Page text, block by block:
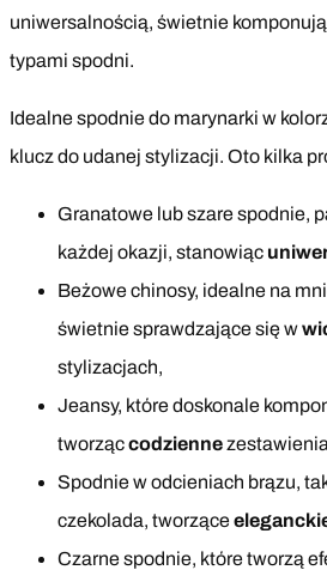
uniwersalnością, świetnie
typami spodni.
Idealne spodnie do marynarki w
klucz do udanej stylizacji. Oto kilka
Granatowe lub szare spodnie,
każdej okazji, stanowiąc
Beżowe chinosy, idealne na
świetnie sprawdzające się w
stylizacjach,
Jeansy, które doskonale
tworząccodzienne
Spodnie w odcieniach brązu,
czekolada, tworzące
Czarne spodnie, które tworzą